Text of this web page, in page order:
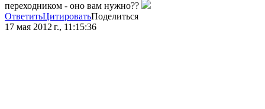
переходником - оно вам нужно??
ОтветитьЦитироватьПоделиться
17 мая 2012 г., 11:15:36